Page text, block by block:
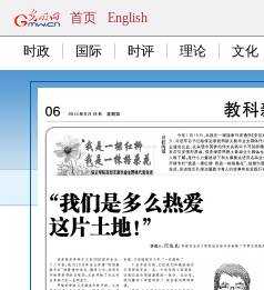
首页 English
时政 国际 时评 理论 文化